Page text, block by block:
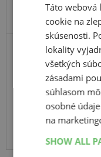
SUV-UNIVERZÁLNE
169,70 €
SKLADOM
Na
Táto
cookie na
skúsenosti.
lokality
všetkých
zásadami
súhlasom
osobné
na
SHOW ALL